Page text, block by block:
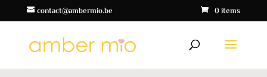
contact@ambermio.be 0 items